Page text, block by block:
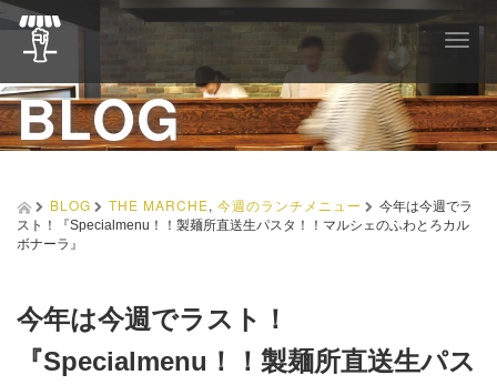
T
g
g
l
e
a
v
o
n
BLOG
BLOG THE MARCHE, 今週のランチメニュー
今年は今週でラ
スト！『Specialmenu！！製麺所直送生パスタ！！マルシェのふわとろカル
ボナーラ』
今年は今週でラスト！
『Specialmenu！！製麺所直送生パス